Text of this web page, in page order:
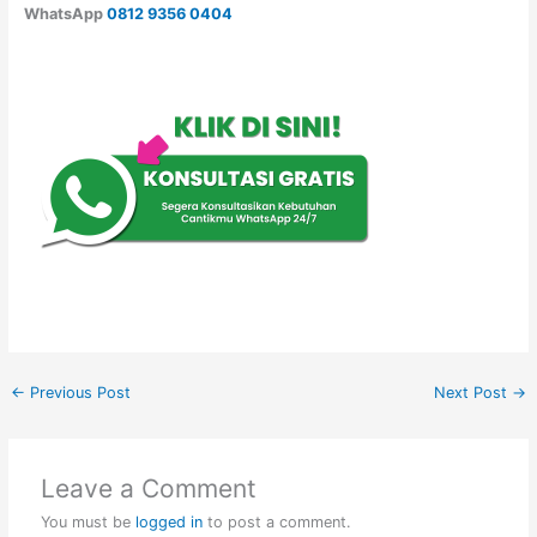
WhatsApp 0812 9356 0404
← Previous Post Next Post →
Leave a Comment
You must be logged in to post a comment.